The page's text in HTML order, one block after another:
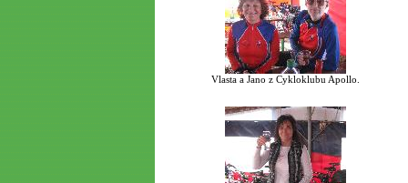
Vlasta a Jano z Cykloklubu Apollo.